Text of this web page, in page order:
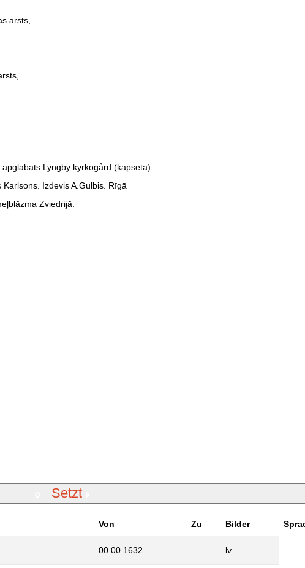
ārsts,
Lyngby kyrkogård (kapsētā)
Izdevis A.Gulbis. Rīgā
Zviedrijā.
Setzt
Von Zu Bilder
00.00.1632 lv